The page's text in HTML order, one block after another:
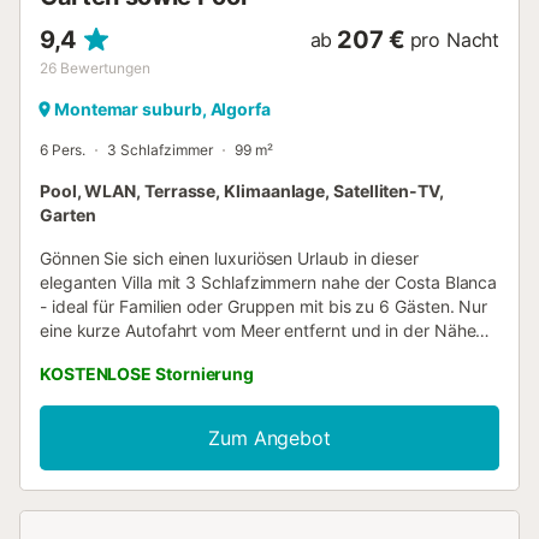
9,4
26 Bewertungen
ab 207 € pro Nacht
Montemar suburb, Algorfa
6 Pers. 3 Schlafzimmer 99 m²
Pool, WLAN, Terrasse, Klimaanlage, Satelliten-TV,
Garten
Gönnen Sie sich einen luxuriösen Urlaub in dieser
eleganten Villa mit 3 Schlafzimmern nahe der Costa Blanca
- ideal für Familien oder Gruppen mit bis zu 6 Gästen. Nur
eine kurze Autofahrt vom Meer entfernt und in der Nähe
ausgestattete Refugium die ideale Mischung aus Komfort,
Privatsphäre und Küstencharme. Im Inneren verfügt die
Villa über ein stilvolles Wohnzimmer mit gemütlichem
Kamin, eine moderne Küche und Klimaanlage in jedem
Zimmer für ganzjährigen Komfort. Draußen erwartet Sie Ihr
KOSTENLOSE Stornierung
Zum Angebot